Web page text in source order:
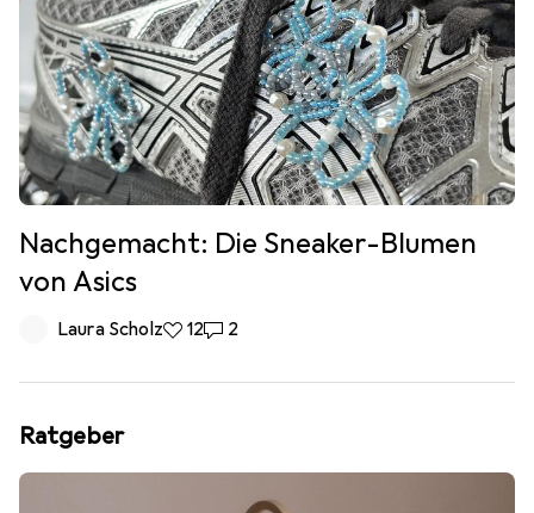
Nachgemacht: Die Sneaker-Blumen
von Asics
Laura Scholz12 Likes
122 Kommentare
2
Ratgeber